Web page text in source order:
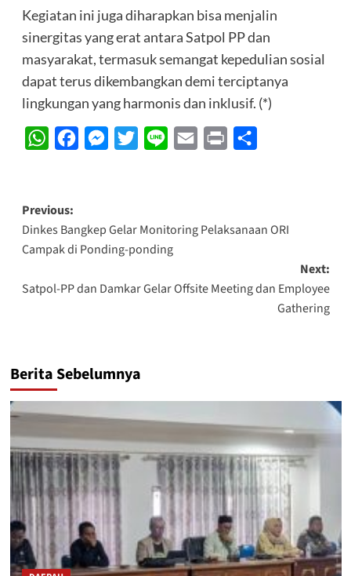
Kegiatan ini juga diharapkan bisa menjalin
sinergitas yang erat antara Satpol PP dan
masyarakat, termasuk semangat kepedulian sosial
dapat terus dikembangkan demi terciptanya
lingkungan yang harmonis dan inklusif. (*)
WhatsAppFacebookMessenger
Twitter Line Email Print
Post
navigation
Previous:
Dinkes Bangkep Gelar Monitoring Pelaksanaan ORI
Campak di Ponding-ponding
Next:
Satpol-PP dan Damkar Gelar Offsite Meeting dan Employee
Gathering
Berita Sebelumnya